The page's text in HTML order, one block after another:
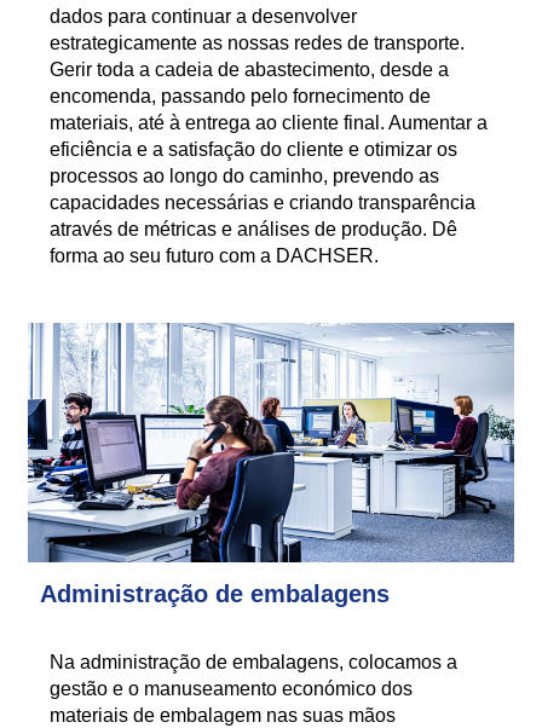
dados para continuar a desenvolver
estrategicamente as nossas redes de transporte.
Gerir toda a cadeia de abastecimento, desde a
encomenda, passando pelo fornecimento de
materiais, até à entrega ao cliente final. Aumentar a
eficiência e a satisfação do cliente e otimizar os
processos ao longo do caminho, prevendo as
capacidades necessárias e criando transparência
através de métricas e análises de produção. Dê
forma ao seu futuro com a DACHSER.
Administração de embalagens
Na administração de embalagens, colocamos a
gestão e o manuseamento económico dos
materiais de embalagem nas suas mãos